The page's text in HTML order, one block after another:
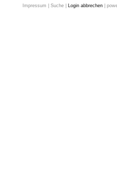
Impressum Suche Login abbrechen |